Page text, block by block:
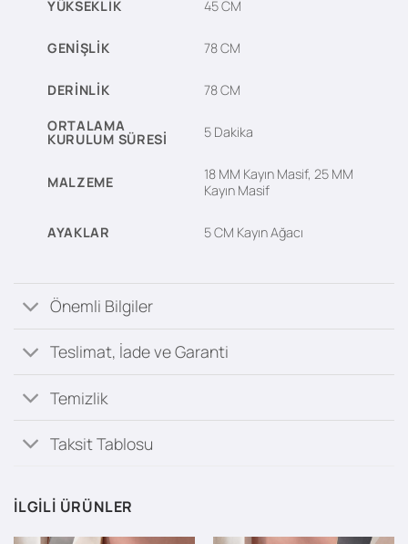
YÜKSEKLIK 45 CM
GENIŞLIK 78 CM
DERINLIK 78 CM
ORTALAMA
KURULUM SÜRESI 5 Dakika
MALZEME
18 MM Kayın Masif, 25 MM
Kayın Masif
AYAKLAR 5 CM Kayın Ağacı
Önemli Bilgiler
Teslimat, İade ve Garanti
Temizlik
Taksit Tablosu
İLGILI ÜRÜNLER